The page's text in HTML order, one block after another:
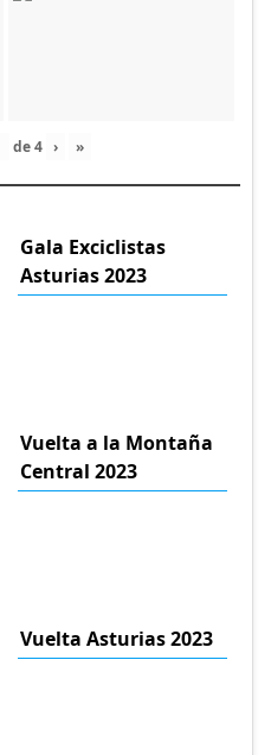
de4 › »
Gala Exciclistas
Asturias 2023
Vuelta a la Montaña
Central 2023
Vuelta Asturias 2023